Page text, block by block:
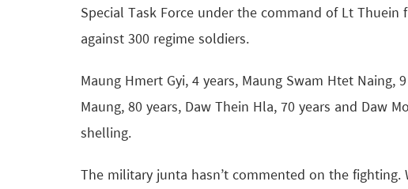
Special Task Force under the command of Lt
against 300 regime soldiers.
Maung Hmert Gyi, 4 years, Maung Swam Htet Naing,
Maung, 80 years, Daw Thein Hla, 70 years and Daw
shelling.
The military junta hasn’t commented on the